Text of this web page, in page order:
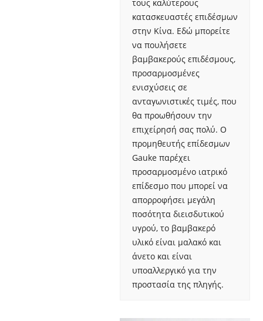
τους καλύτερους
κατασκευαστές επιδέσμων
στην Κίνα. Εδώ μπορείτε
να πουλήσετε
βαμβακερούς επιδέσμους,
προσαρμοσμένες
ενισχύσεις σε
ανταγωνιστικές τιμές, που
θα προωθήσουν την
επιχείρησή σας πολύ. Ο
προμηθευτής επίδεσμων
Gauke παρέχει
προσαρμοσμένο ιατρικό
επίδεσμο που μπορεί να
απορροφήσει μεγάλη
ποσότητα διεισδυτικού
υγρού, το βαμβακερό
υλικό είναι μαλακό και
άνετο και είναι
υποαλλεργικό για την
προστασία της πληγής.